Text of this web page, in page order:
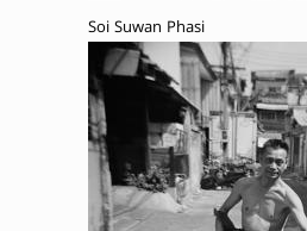
Soi Suwan Phasi